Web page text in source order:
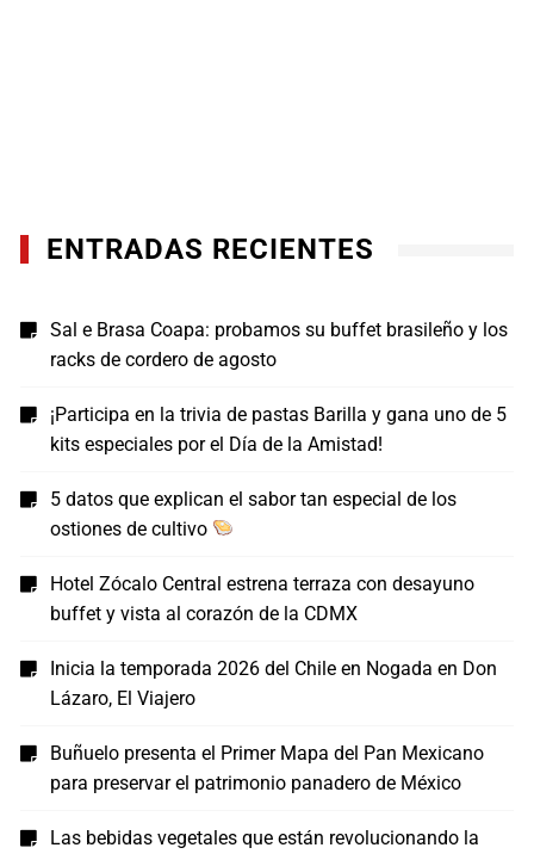
ENTRADAS RECIENTES
Sal e Brasa Coapa: probamos su buffet brasileño y los
racks de cordero de agosto
¡Participa en la trivia de pastas Barilla y gana uno de 5
kits especiales por el Día de la Amistad!
5 datos que explican el sabor tan especial de los
ostiones de cultivo
Hotel Zócalo Central estrena terraza con desayuno
buffet y vista al corazón de la CDMX
Inicia la temporada 2026 del Chile en Nogada en Don
Lázaro, El Viajero
Buñuelo presenta el Primer Mapa del Pan Mexicano
para preservar el patrimonio panadero de México
Las bebidas vegetales que están revolucionando la